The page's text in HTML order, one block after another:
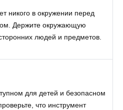
никого в окружении перед
Держите окружающую
людей и предметов.
для детей и безопасном
что инструмент